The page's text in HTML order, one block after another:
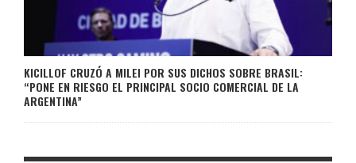
KICILLOF CRUZÓ A MILEI POR SUS DICHOS SOBRE BRASIL:
“PONE EN RIESGO EL PRINCIPAL SOCIO COMERCIAL DE LA
ARGENTINA”